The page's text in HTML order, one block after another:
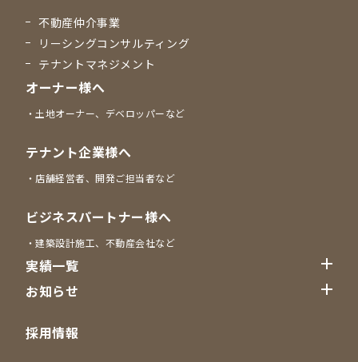
不動産仲介事業
リーシングコンサルティング
テナントマネジメント
オーナー様へ
土地オーナー、デベロッパーなど
テナント企業様へ
店舗経営者、開発ご担当者など
ビジネスパートナー様へ
建築設計施工、不動産会社など
実績一覧
お知らせ
採用情報